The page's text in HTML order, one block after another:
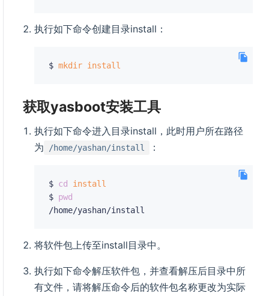
执行如下命令创建目录install：
$ mkdir install
获取yasboot安装工具
执行如下命令进入目录install，此时用户所在路径
为
/home/yashan/install ：
$ cd
install
$ pwd
将软件包上传至install目录中。
执行如下命令解压软件包，并查看解压后目录中所
有文件，请将解压命令后的软件包名称更改为实际